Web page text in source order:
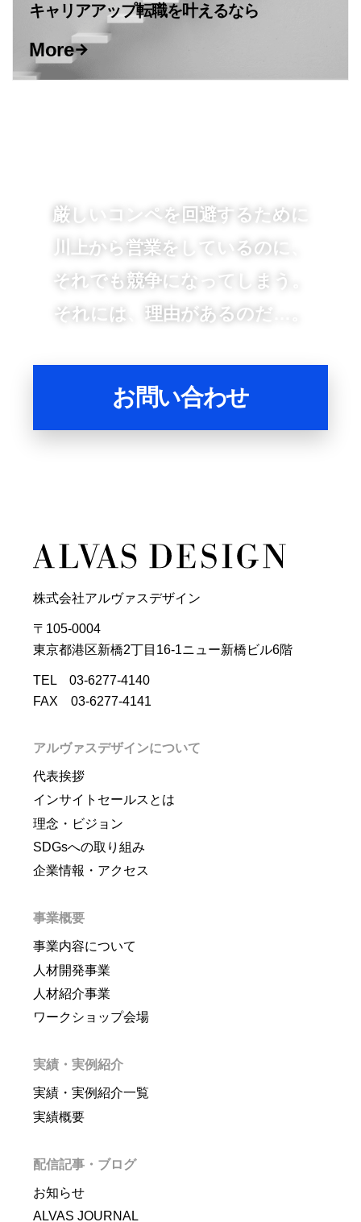
キャリアアップ転職を叶えるなら
More
厳しいコンペを回避するために
川上から営業をしているのに、
それでも競争になってしまう。
それには、理由があるのだ…。
お問い合わせ
株式会社アルヴァスデザイン
〒105-0004
東京都港区新橋2丁目16-1ニュー新橋ビル6階
TEL 03-6277-4140
FAX 03-6277-4141
アルヴァスデザインについて
代表挨拶
インサイトセールスとは
理念・ビジョン
SDGsへの取り組み
企業情報・アクセス
事業概要
事業内容について
人材開発事業
人材紹介事業
ワークショップ会場
実績・実例紹介
実績・実例紹介一覧
実績概要
配信記事・ブログ
お知らせ
ALVAS JOURNAL